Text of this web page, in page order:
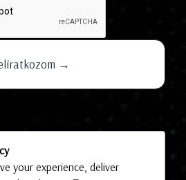
Kapcsolat
your experience, deliver